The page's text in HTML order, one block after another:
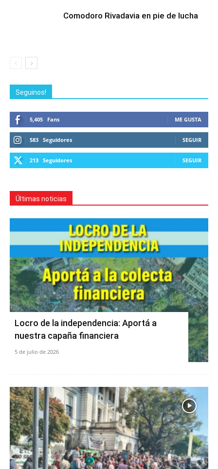
Comodoro Rivadavia en pie de lucha
Seguinos!
5,405 Fans ME GUSTA
583 Seguidores SEGUIR
213 Seguidores SEGUIR
Últimas noticias
Locro de la independencia: Aportá a
nuestra capaña financiera
5 de julio de 2026